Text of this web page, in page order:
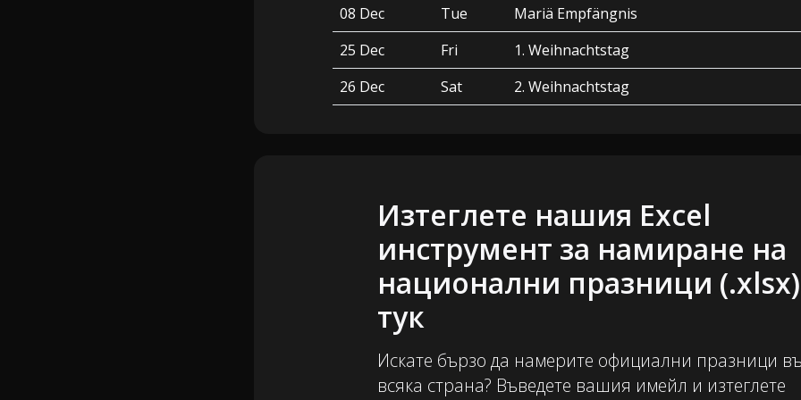
08 Dec Tue
Mariä Empfängnis
25 Dec
Fri
1. Weihnachtstag
26 Dec
Sat 2. Weihnachtstag
Изтеглете нашия Excel
инструмент за намиране на
национални празници (.xlsx)
тук
Искате бързо да намерите официални празници
всяка страна? Въведете вашия имейл и изтеглете